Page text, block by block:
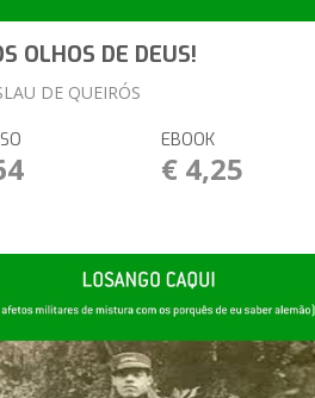
OLHOS DE DEUS!
DE QUEIRÓS
EBOOK
€ 4,25